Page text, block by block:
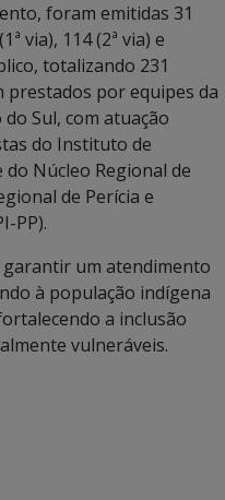
foram emitidas 31
via), 114 (2ª via) e
totalizando 231
prestados por equipes da
Sul, com atuação
do Instituto de
do Núcleo Regional de
de Perícia e
PP).
um atendimento
à população indígena
a inclusão
vulneráveis.